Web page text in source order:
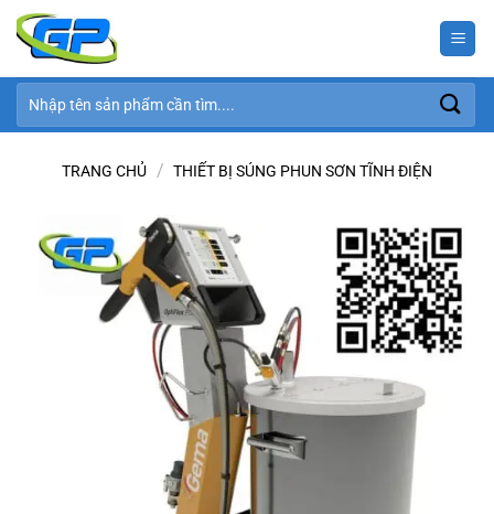
Bỏ
qua
dung
Tìm
kiếm:
TRANG CHỦ / THIẾT BỊ SÚNG PHUN SƠN TĨNH ĐIỆN